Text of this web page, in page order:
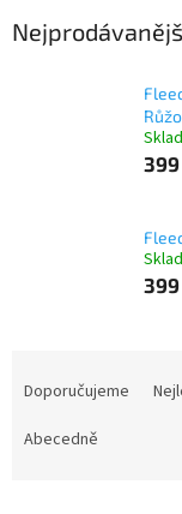
Doporučujeme
Abecedně